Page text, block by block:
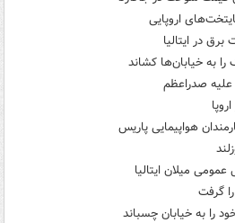
اروپایی
در ایتالیا
به خیابان‌ها کشاند
علیه صدراعظم
هواپیمایی پاریس
میلان ایتالیا
گرفت
به خیابان چسباند